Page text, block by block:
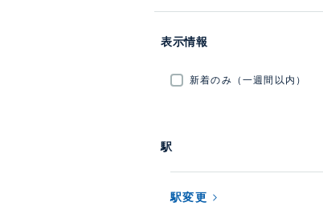
表示情報
新着のみ（一週間以内）
駅
駅変更